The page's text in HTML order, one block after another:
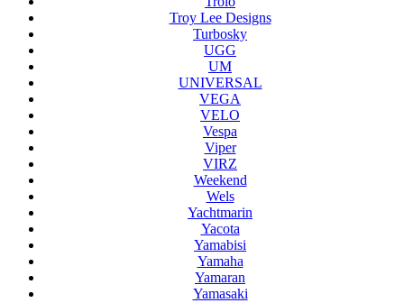
Troy Lee Designs
Turbosky
UGG
UM
UNIVERSAL
VEGA
VELO
Vespa
Viper
VIRZ
Weekend
Wels
Yachtmarin
Yacota
Yamabisi
Yamaha
Yamaran
Yamasaki